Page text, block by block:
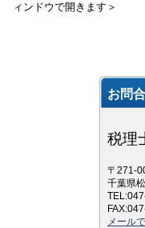
ィンドウで開きます＞
お問
あ
税理
〒271-
千葉県
メール